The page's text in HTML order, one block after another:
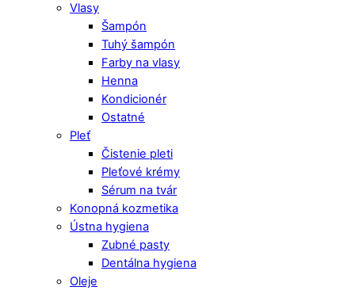
Vlasy
Šampón
Tuhý šampón
Farby na vlasy
Henna
Kondicionér
Ostatné
Pleť
Čistenie pleti
Pleťové krémy
Sérum na tvár
Konopná kozmetika
Ústna hygiena
Zubné pasty
Dentálna hygiena
Oleje